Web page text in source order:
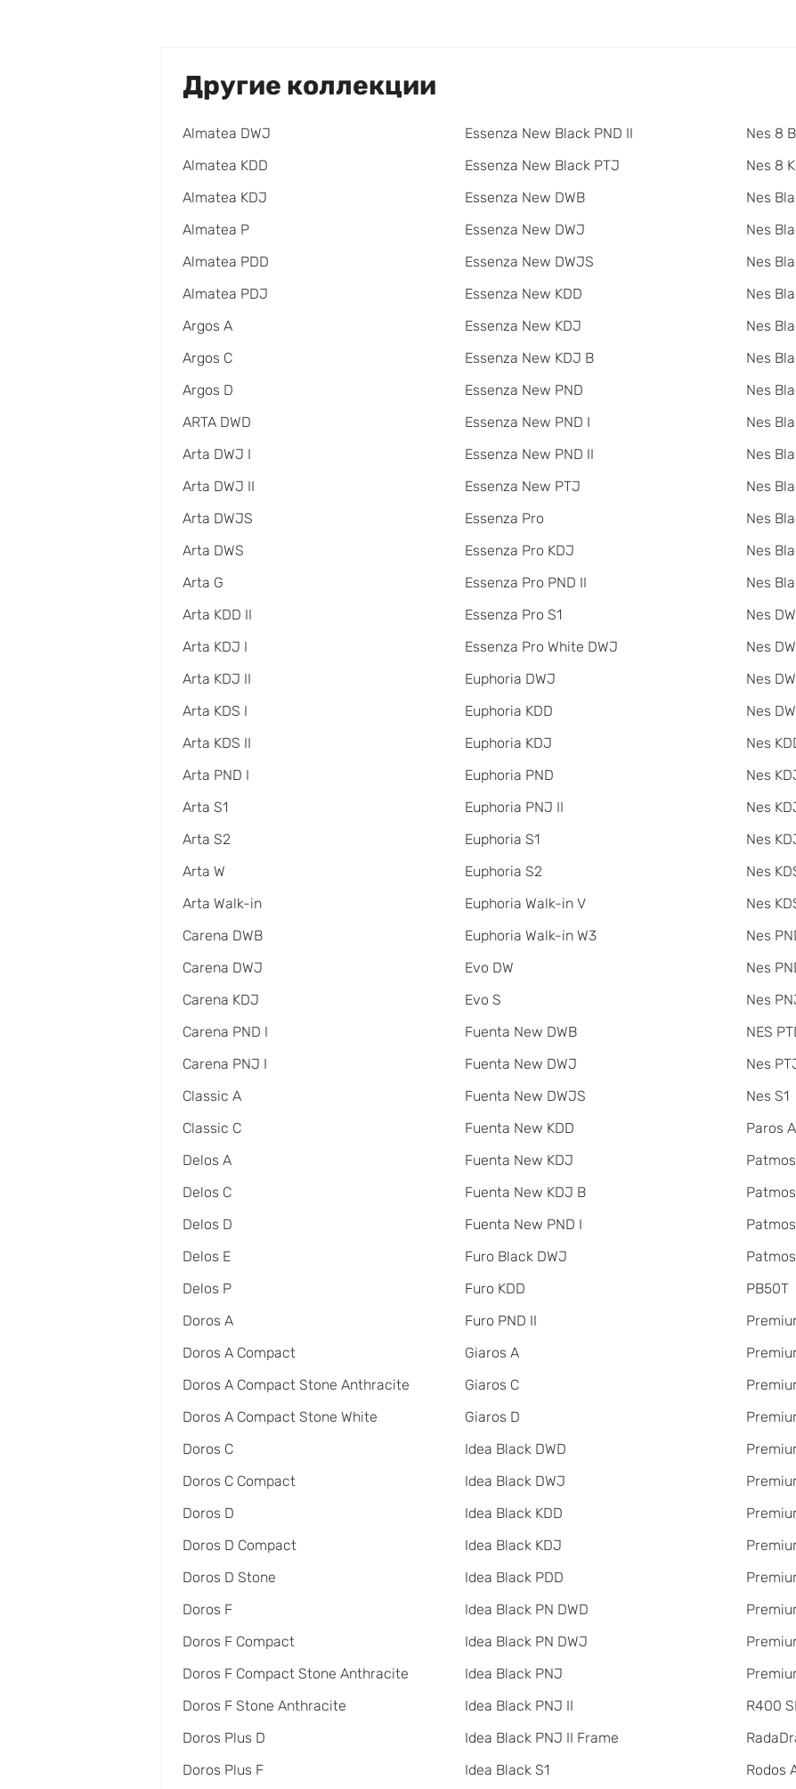
Другие коллекции
Almatea DWJ
Almatea KDD
Almatea KDJ
Almatea P
Almatea PDD
Almatea PDJ
Argos A
Argos C
Argos D
ARTA DWD
Arta DWJ I
Arta DWJ II
Arta DWJS
Arta DWS
Arta G
Arta KDD II
Arta KDJ I
Arta KDJ II
Arta KDS I
Arta KDS II
Arta PND I
Arta S1
Arta S2
Arta W
Arta Walk-in
Carena DWB
Carena DWJ
Carena KDJ
Carena PND I
Carena PNJ I
Classic A
Classic C
Delos A
Delos C
Delos D
Delos E
Delos P
Doros A
Doros A Compact
Doros A Compact Stone Anthracite
Doros A Compact Stone White
Doros C
Doros C Compact
Doros D
Doros D Compact
Doros D Stone
Doros F
Doros F Compact
Doros F Compact Stone Anthracite
Doros F Stone Anthracite
Doros Plus D
Doros Plus F
Essenza New Black PND II
Essenza New Black PTJ
Essenza New DWB
Essenza New DWJ
Essenza New DWJS
Essenza New KDD
Essenza New KDJ
Essenza New KDJ B
Essenza New PND
Essenza New PND I
Essenza New PND II
Essenza New PTJ
Essenza Pro
Essenza Pro KDJ
Essenza Pro PND II
Essenza Pro S1
Essenza Pro White DWJ
Euphoria DWJ
Euphoria KDD
Euphoria KDJ
Euphoria PND
Euphoria PNJ II
Euphoria S1
Euphoria S2
Euphoria Walk-in V
Euphoria Walk-in W3
Evo DW
Evo S
Fuenta New DWB
Fuenta New DWJ
Fuenta New DWJS
Fuenta New KDD
Fuenta New KDJ
Fuenta New KDJ B
Fuenta New PND I
Furo Black DWJ
Furo KDD
Furo PND II
Giaros A
Giaros C
Giaros D
Idea Black DWD
Idea Black DWJ
Idea Black KDD
Idea Black KDJ
Idea Black PDD
Idea Black PN DWD
Idea Black PN DWJ
Idea Black PNJ
Idea Black PNJ II
Idea Black PNJ II Frame
Idea Black S1
Nes 8
Nes 8
Nes
Nes
Nes
Nes
Nes
Nes
Nes
Nes
Nes
Nes
Nes
Nes
Nes
Nes
Nes
Nes
Nes
Nes
Nes
Nes
Nes
Nes
Nes
Nes
Nes
Nes
NES
Nes
Nes S1
Paros A
PB50T
R400
Rodos